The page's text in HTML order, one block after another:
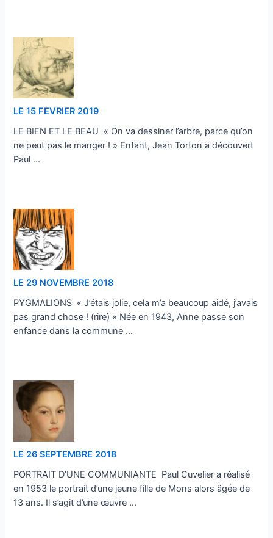
LE 15 FEVRIER 2019
LE BIEN ET LE BEAU « On va dessiner l’arbre, parce qu’on
ne peut pas le manger ! » Enfant, Jean Torton a découvert
Paul …
LE 29 NOVEMBRE 2018
PYGMALIONS « J’étais jolie, cela m’a beaucoup aidé, j’avais
pas grand chose ! (rire) » Née en 1943, Anne passe son
enfance dans la commune …
LE 26 SEPTEMBRE 2018
PORTRAIT D’UNE COMMUNIANTE Paul Cuvelier a réalisé
en 1953 le portrait d’une jeune fille de Mons alors âgée de
13 ans. Il s’agit d’une œuvre …